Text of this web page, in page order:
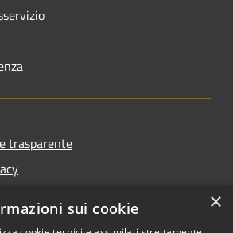
trasparente
×
sui cookie